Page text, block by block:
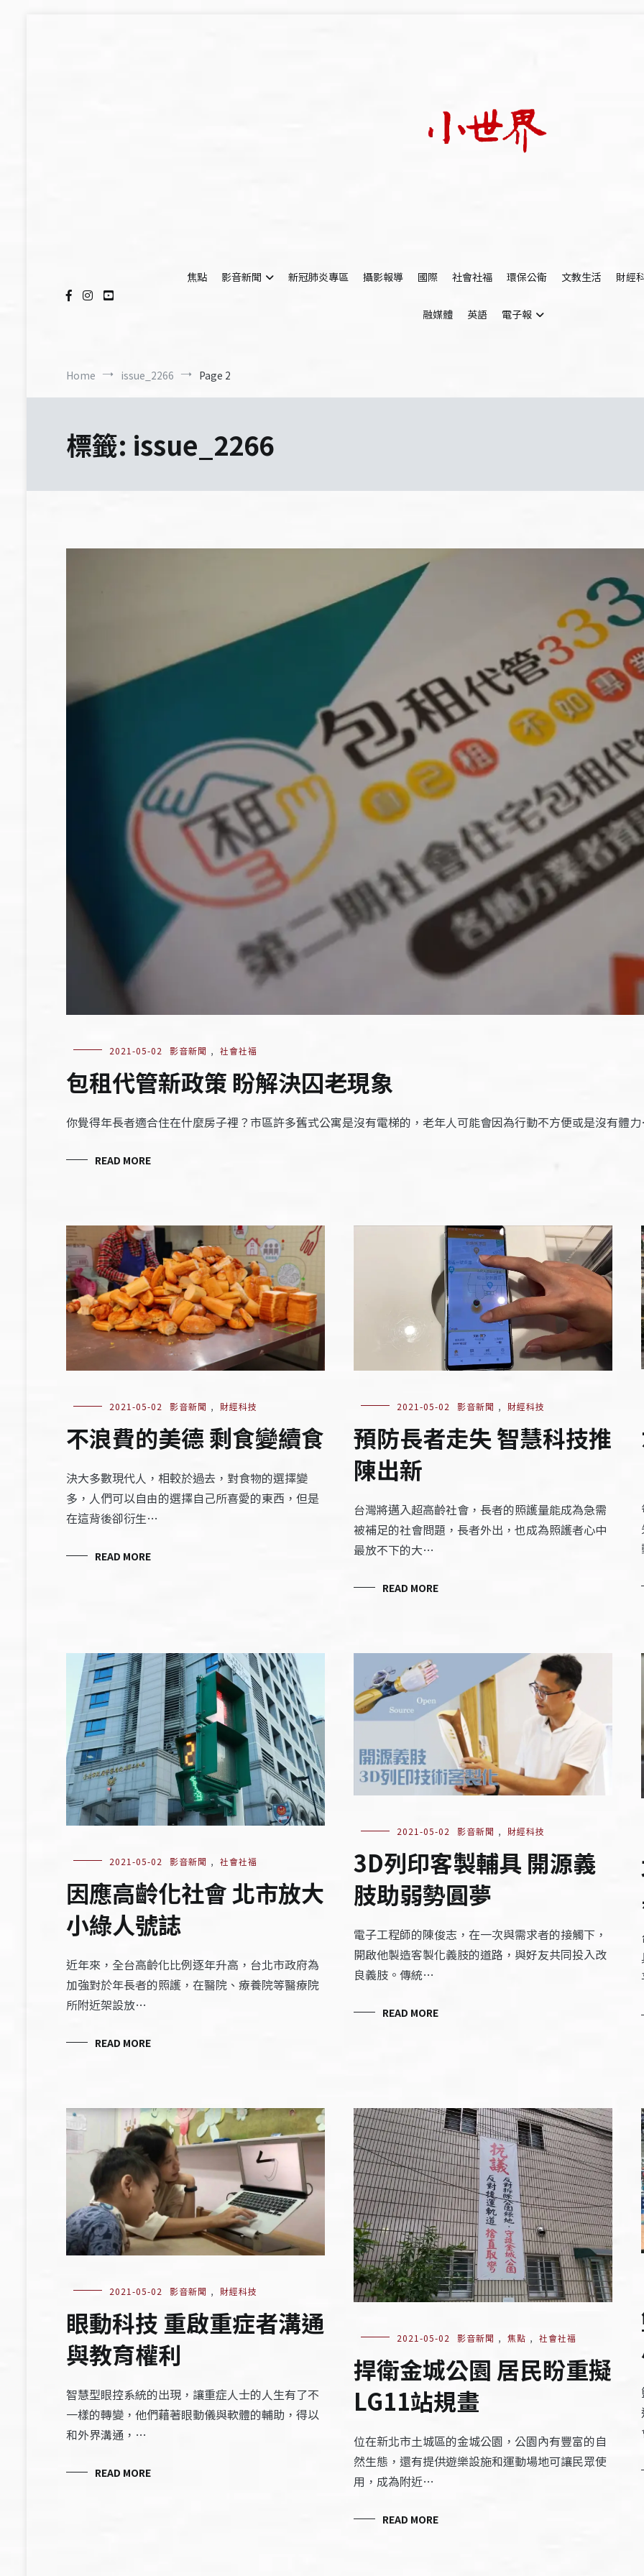
焦點
影音新聞 新冠肺炎專區 攝影報導 國際 社會社福 環保公衛 文教生活 財經
融媒體 英語 電子報
Home issue_2266 Page 2
標籤: issue_2266
2021-05-02 影音新聞 , 社會社福
包租代管新政策 盼解決囚老現象
你覺得年長者適合住在什麼房子裡？市區許多舊式公寓是沒有電梯的，老年人可能會因為行動不方便或是沒有體
READ MORE
2021-05-02 影音新聞 , 財經科技
不浪費的美德 剩食變續食
決大多數現代人，相較於過去，對食物的選擇變
多，人們可以自由的選擇自己所喜愛的東西，但是
在這背後卻衍生…
READ MORE
2021-05-02 影音新聞 , 財經科技
預防長者走失 智慧科技推
陳出新
台灣將邁入超高齡社會，長者的照護量能成為急需
被補足的社會問題，長者外出，也成為照護者心中
最放不下的大…
READ MORE
2021-05-02 影音新聞 , 社會社福
因應高齡化社會 北市放大
小綠人號誌
近年來，全台高齡化比例逐年升高，台北市政府為
加強對於年長者的照護，在醫院、療養院等醫療院
所附近架設放…
READ MORE
2021-05-02 影音新聞 , 財經科技
3D列印客製輔具 開源義
肢助弱勢圓夢
電子工程師的陳俊志，在一次與需求者的接觸下，
開啟他製造客製化義肢的道路，與好友共同投入改
良義肢。傳統…
READ MORE
2021-05-02 影音新聞 , 財經科技
眼動科技 重啟重症者溝通
與教育權利
智慧型眼控系統的出現，讓重症人士的人生有了不
一樣的轉變，他們藉著眼動儀與軟體的輔助，得以
和外界溝通，…
READ MORE
2021-05-02 影音新聞 , 焦點 , 社會社福
捍衛金城公園 居民盼重擬
LG11站規畫
位在新北市土城區的金城公園，公園內有豐富的自
然生態，還有提供遊樂設施和運動場地可讓民眾使
用，成為附近…
READ MORE